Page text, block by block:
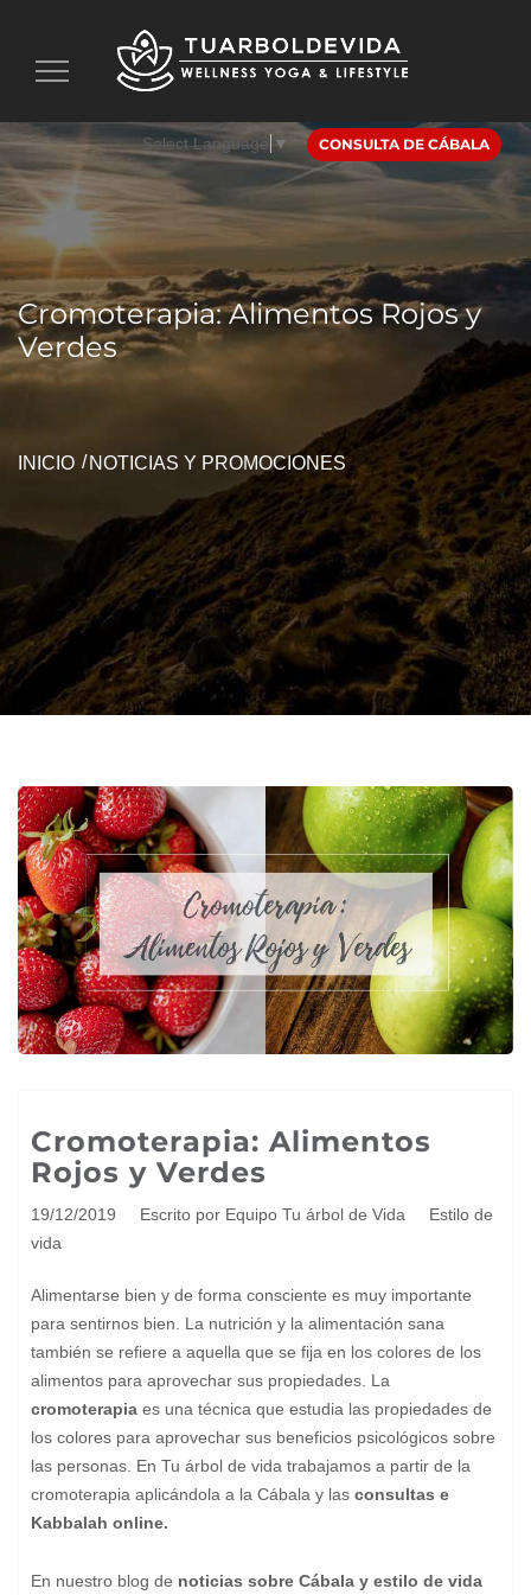
Toggle
navigation
CONSULTA DE CÁBALA
Select Language ▼
Cromoterapia: Alimentos Rojos y
Verdes
INICIO NOTICIAS Y PROMOCIONES
Cromoterapia: Alimentos
Rojos y Verdes
19/12/2019 Escrito por Equipo Tu árbol de Vida Estilo de
vida
Alimentarse bien y de forma consciente es muy importante
para sentirnos bien. La nutrición y la alimentación sana
también se refiere a aquella que se fija en los colores de los
alimentos para aprovechar sus propiedades. La
cromoterapia es una técnica que estudia las propiedades de
los colores para aprovechar sus beneficios psicológicos sobre
las personas. En Tu árbol de vida trabajamos a partir de la
cromoterapia aplicándola a la Cábala y las consultas e
Kabbalah online.
En nuestro blog de noticias sobre Cábala y estilo de vida